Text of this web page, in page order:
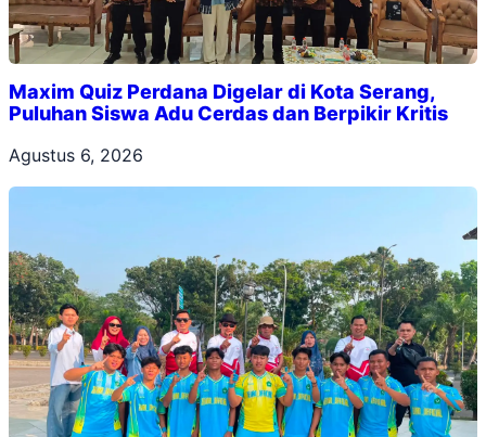
Maxim Quiz Perdana Digelar di Kota Serang,
Puluhan Siswa Adu Cerdas dan Berpikir Kritis
Agustus 6, 2026